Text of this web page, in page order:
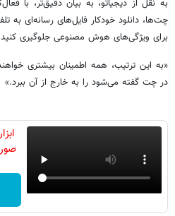
به نقل از دیجیاتو، به بیان دقیق‌تر، با
چت‌ها، دانلود خودکار فایل‌های رسانه‌ای به
برای ویژگی‌های هوش مصنوعی جلوگیری
«به این ترتیب، همه اطمینان بیشتری
در چت گفته می‌شود را به خارج از آن ببرد.»